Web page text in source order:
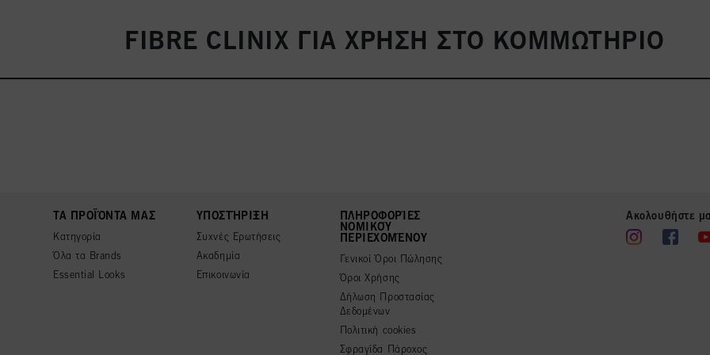
FIBRE CLINIX ΓΙΑ ΧΡΗΣΗ ΣΤΟ ΚΟΜΜΩΤΗΡΙΟ
ΤΑ ΠΡΟΪΌΝΤΑ ΜΑΣ
Κατηγορία
Όλα τα Brands
Essential Looks
ΥΠΟΣΤΉΡΙΞΗ
Συχνές Ερωτήσεις
Ακαδημία
Επικοινωνία
ΠΛΗΡΟΦΟΡΊΕΣ
ΝΟΜΙΚΟΎ
ΠΕΡΙΕΧΟΜΈΝΟΥ
Γενικοί Όροι Πώλησης
Όροι Χρήσης
Δήλωση Προστασίας
Δεδομένων
Πολιτική cookies
Σφραγίδα Πάροχος
Ακολουθήστε